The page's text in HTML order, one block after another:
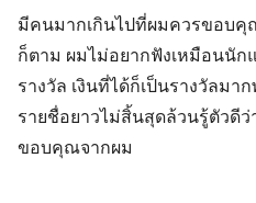
มีคนมากเกินไปที่ผมควรขอบคุ
ก็ตาม ผมไม่อยากฟังเหมือนนัก
รางวัล เงินที่ได้ก็เป็นรางวัลม
รายชื่อยาวไม่สิ้นสุดล้วนรู้ตัวดี
ขอบคุณจากผม